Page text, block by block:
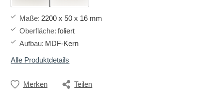
Maße: 2200 x 50 x 16 mm
Oberfläche: foliert
Aufbau: MDF-Kern
Alle Produktdetails
Merken Teilen